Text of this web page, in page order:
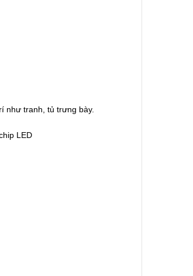
như tranh, tủ trưng bày.
LED